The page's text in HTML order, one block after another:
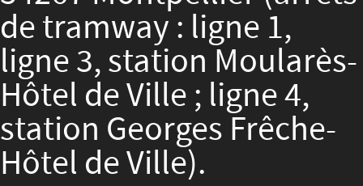
de tramway : ligne 1,
ligne 3, station Moularès-
Hôtel de Ville ; ligne 4,
station Georges Frêche-
Hôtel de Ville).